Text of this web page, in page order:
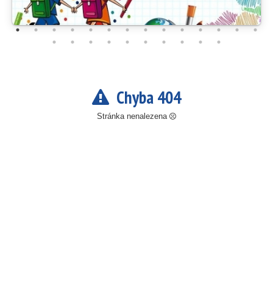
Chyba 404
Stránka nenalezena